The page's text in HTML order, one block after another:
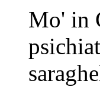
Mo' in